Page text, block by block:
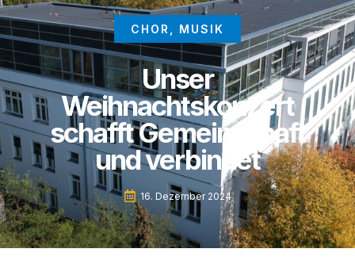
CHOR MUSIK
Unser
Weihnachtskonzert
schafft Gemeinschaft
und verbindet
16. Dezember 2024